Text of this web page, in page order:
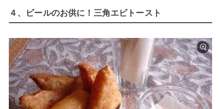
４、ビールのお供に！三角エビトースト